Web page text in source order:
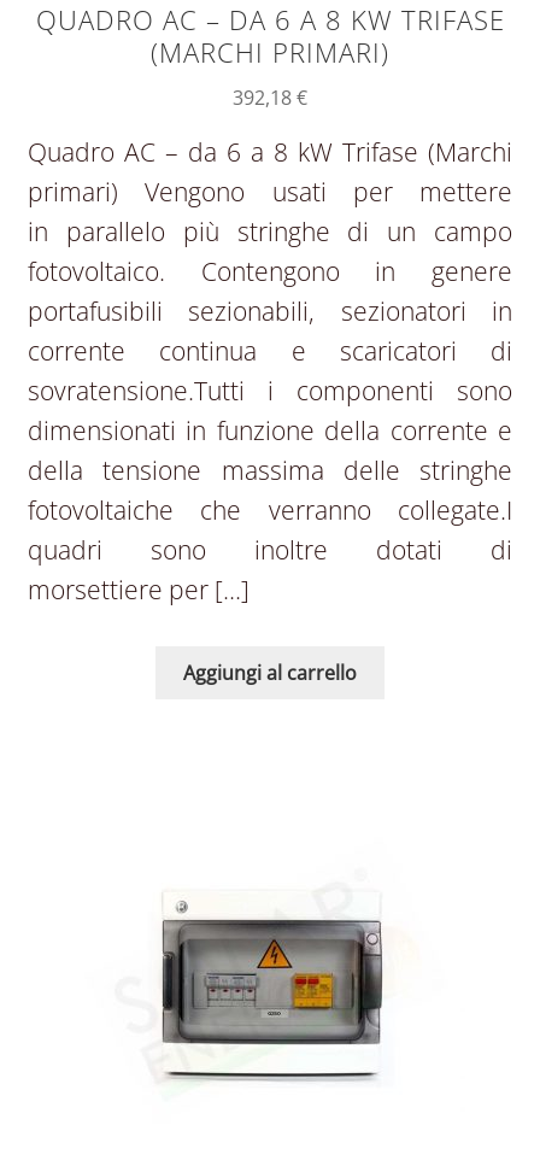
QUADRO AC – DA 6 A 8 KW TRIFASE
(MARCHI PRIMARI)
392,18€
Quadro AC – da 6 a 8 kW Trifase (Marchi
primari) Vengono usati per mettere
in parallelo più stringhe di un campo
fotovoltaico. Contengono in genere
portafusibili sezionabili, sezionatori in
corrente continua e scaricatori di
sovratensione.Tutti i componenti sono
dimensionati in funzione della corrente e
della tensione massima delle stringhe
fotovoltaiche che verranno collegate.I
quadri sono inoltre dotati di
morsettiere per […]
Aggiungi al carrello